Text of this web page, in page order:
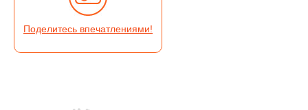
Поделитесь впечатлениями!